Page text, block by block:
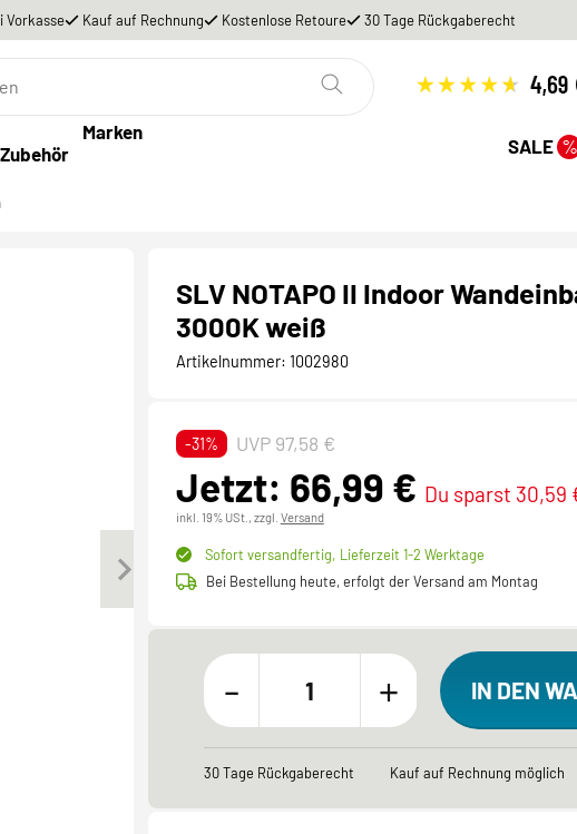
Vorkasse Kauf auf Rechnung Kostenlose Retoure 30 Tage Rückgaberecht
Zubehör
Marken
SALE%
SLV NOTAPO II Indoor
3000K weiß
Artikelnummer: 1002980
-31% UVP 97,58 €
Jetzt: 66,99 € Du sparst 30,59
inkl. 19% USt., zzgl. Versand
Sofort versandfertig, Lieferzeit 1-2 Werktage
Bei Bestellung heute, erfolgt der Versand am Montag
- + IN DEN
30 Tage Rückgaberecht Kauf auf Rechnung möglich